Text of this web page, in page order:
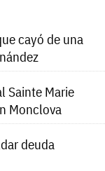
cayó de una
Sainte Marie
Monclova
deuda